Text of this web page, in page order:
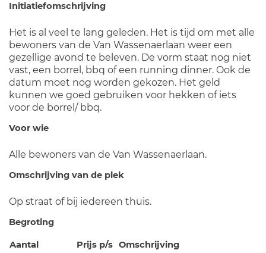
Initiatiefomschrijving
Het is al veel te lang geleden. Het is tijd om met alle
bewoners van de Van Wassenaerlaan weer een
gezellige avond te beleven. De vorm staat nog niet
vast, een borrel, bbq of een running dinner. Ook de
datum moet nog worden gekozen. Het geld
kunnen we goed gebruiken voor hekken of iets
voor de borrel/ bbq.
Voor wie
Alle bewoners van de Van Wassenaerlaan.
Omschrijving van de plek
Op straat of bij iedereen thuis.
Begroting
Aantal Prijs p/s Omschrijving